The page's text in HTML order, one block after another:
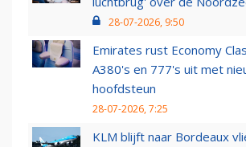
28-07-2026, 9:50
Emirates rust Economy
A380's en 777's uit met
hoofdsteun
28-07-2026, 7:25
KLM blijft naar Bordeaux